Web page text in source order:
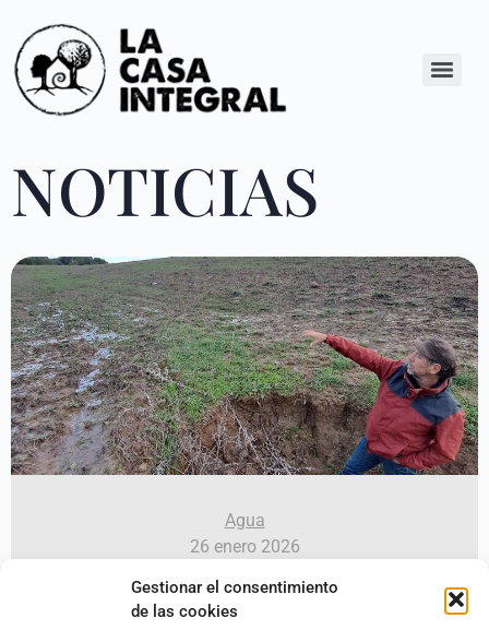
Gestionar el consentimiento
de las cookies
NOTICIAS
Agua
26 enero 2026
Consultoría Hidrológica en Las
Majadillas